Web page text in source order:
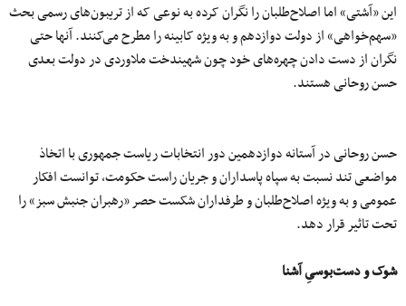
این «آشتی» اما اصلاح‌طلبان را نگران کرده به نوعی که از تریبون‌های رسمی بحث
«سهم‌خواهی» از دولت دوازدهم و به ویژه کابینه را مطرح می‌کنند. آنها حتی
نگران از دست دادن چهره‌های خود چون شهیندخت ملاوردی در دولت بعدی
حسن روحانی هستند.
حسن روحانی در آستانه دوازدهمین دور انتخابات ریاست جمهوری با اتخاذ
مواضعی تند نسبت به سپاه پاسداران و جریان راست حکومت، توانست افکار
عمومی و به ویژه اصلاح‌طلبان و طرفداران شکست حصر «رهبران جنبش سبز» را
تحت تاثیر قرار دهد.
شوک و دست‌بوسیِ آشنا